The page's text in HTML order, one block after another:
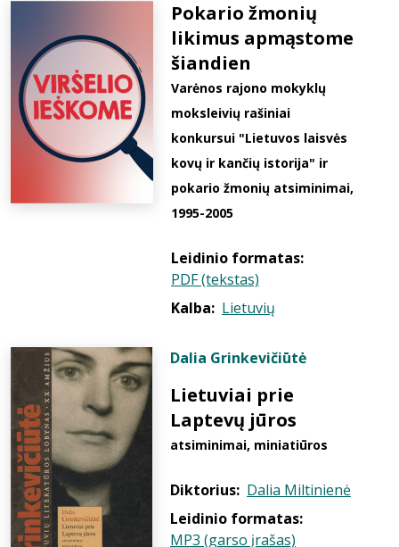
Pokario žmonių
likimus apmąstome
šiandien
Varėnos rajono mokyklų
moksleivių rašiniai
konkursui "Lietuvos laisvės
kovų ir kančių istorija" ir
pokario žmonių atsiminimai,
1995-2005
Leidinio formatas:
PDF (tekstas)
Kalba: Lietuvių
Dalia Grinkevičiūtė
Lietuviai prie
Laptevų jūros
atsiminimai, miniatiūros
Diktorius: Dalia Miltinienė
Leidinio formatas:
MP3 (garso įrašas)